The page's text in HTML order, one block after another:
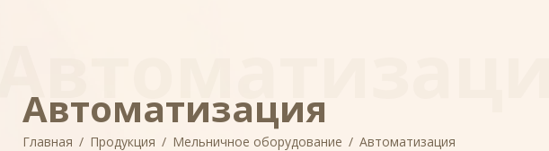
Автоматизация
Главная / Продукция / Мельничное оборудование / Автоматизация